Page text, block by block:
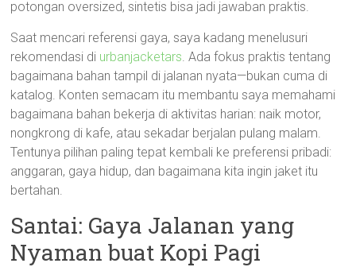
potongan oversized, sintetis bisa jadi jawaban praktis.
Saat mencari referensi gaya, saya kadang menelusuri
rekomendasi di urbanjacketars. Ada fokus praktis tentang
bagaimana bahan tampil di jalanan nyata—bukan cuma di
katalog. Konten semacam itu membantu saya memahami
bagaimana bahan bekerja di aktivitas harian: naik motor,
nongkrong di kafe, atau sekadar berjalan pulang malam.
Tentunya pilihan paling tepat kembali ke preferensi pribadi:
anggaran, gaya hidup, dan bagaimana kita ingin jaket itu
bertahan.
Santai: Gaya Jalanan yang
Nyaman buat Kopi Pagi